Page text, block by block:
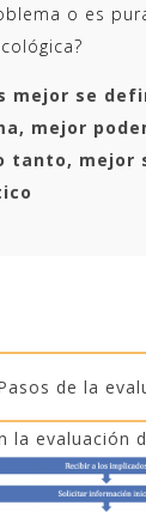
o es
mejor se
mejor
tanto, mejor
de la
la evaluación